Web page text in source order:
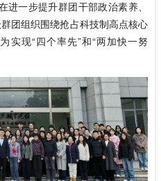
进一步提升群团干部政治素养、
团组织围绕抢占科技制高点核心
实现“四个率先”和“两加快一努